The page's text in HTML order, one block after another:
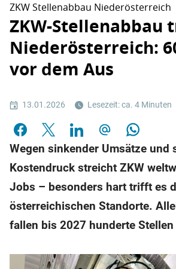
ZKW Stellenabbau Niederösterreich
ZKW-Stellenabbau
Niederösterreich:
vor dem Aus
13.01.2026 Lesezeit: ca. 4 Minuten
Wegen sinkender Umsätze und
Kostendruck streicht ZKW
Jobs – besonders hart trifft es
österreichischen Standorte.
fallen bis 2027 hunderte Stellen